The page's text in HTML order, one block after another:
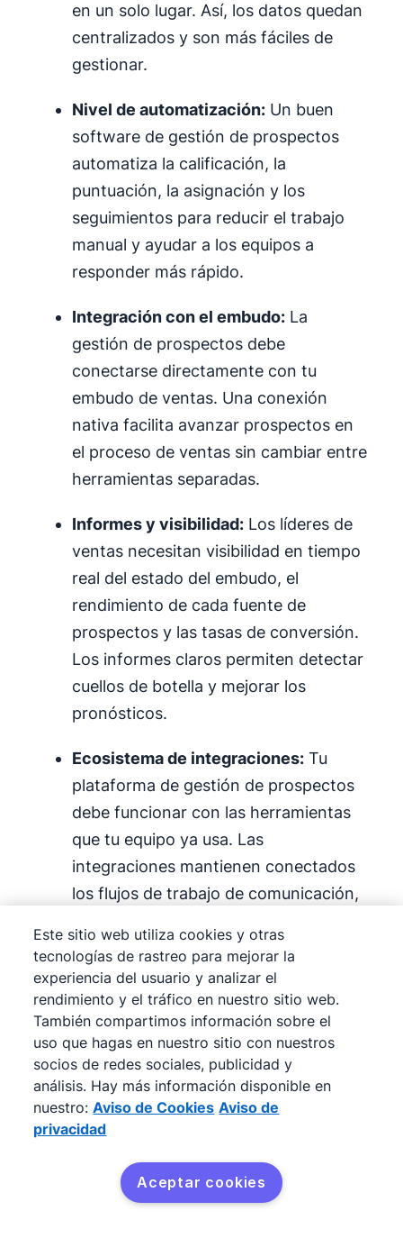
en un solo lugar. Así, los datos quedan
centralizados y son más fáciles de
gestionar.
Nivel de automatización: Un buen
software de gestión de prospectos
automatiza la calificación, la
puntuación, la asignación y los
seguimientos para reducir el trabajo
manual y ayudar a los equipos a
responder más rápido.
Integración con el embudo: La
gestión de prospectos debe
conectarse directamente con tu
embudo de ventas. Una conexión
nativa facilita avanzar prospectos en
el proceso de ventas sin cambiar entre
herramientas separadas.
Informes y visibilidad: Los líderes de
ventas necesitan visibilidad en tiempo
real del estado del embudo, el
rendimiento de cada fuente de
prospectos y las tasas de conversión.
Los informes claros permiten detectar
cuellos de botella y mejorar los
pronósticos.
Ecosistema de integraciones: Tu
plataforma de gestión de prospectos
debe funcionar con las herramientas
que tu equipo ya usa. Las
integraciones mantienen conectados
los flujos de trabajo de comunicación,
Pipedrive está diseñado para cubrir todos
estos puntos sin la complejidad de las
plataformas empresariales.Pruébalo gratis
durante 14 días y descubre qué tan rápido
puede empezar tu equipo.
Por qué los equipos de
ventas eligen Pipedrive
Este sitio web utiliza cookies y otras
tecnologías de rastreo para mejorar la
experiencia del usuario y analizar el
rendimiento y el tráfico en nuestro sitio web.
También compartimos información sobre el
uso que hagas en nuestro sitio con nuestros
socios de redes sociales, publicidad y
análisis. Hay más información disponible en
nuestro: Aviso de Cookies Aviso de
privacidad
Aceptar cookies